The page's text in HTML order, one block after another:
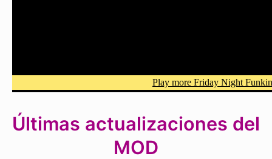
Últimas actualizaciones del
MOD